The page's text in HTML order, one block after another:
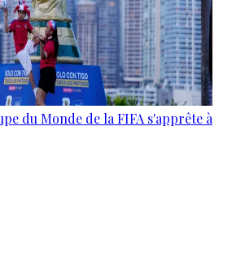
du Monde de la FIFA s'apprête à